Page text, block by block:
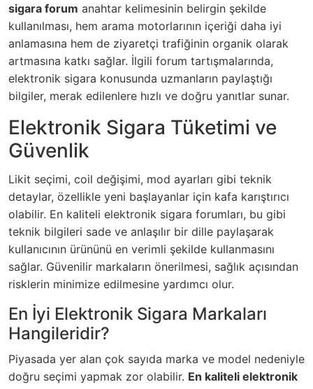
sigara forum anahtar kelimesinin belirgin şekilde
kullanılması, hem arama motorlarının içeriği daha iyi
anlamasına hem de ziyaretçi trafiğinin organik olarak
artmasına katkı sağlar. İlgili forum tartışmalarında,
elektronik sigara konusunda uzmanların paylaştığı
bilgiler, merak edilenlere hızlı ve doğru yanıtlar sunar.
Elektronik Sigara Tüketimi ve
Güvenlik
Likit seçimi, coil değişimi, mod ayarları gibi teknik
detaylar, özellikle yeni başlayanlar için kafa karıştırıcı
olabilir. En kaliteli elektronik sigara forumları, bu gibi
teknik bilgileri sade ve anlaşılır bir dille paylaşarak
kullanıcının ürününü en verimli şekilde kullanmasını
sağlar. Güvenilir markaların önerilmesi, sağlık açısından
risklerin minimize edilmesine yardımcı olur.
En İyi Elektronik Sigara Markaları
Hangileridir?
Piyasada yer alan çok sayıda marka ve model nedeniyle
doğru seçimi yapmak zor olabilir. En kaliteli elektronik